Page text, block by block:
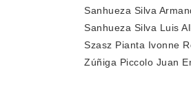
Sanhueza Silva
Sanhueza Silva Luis
Szasz Pianta Ivonne
Zúñiga Piccolo Juan